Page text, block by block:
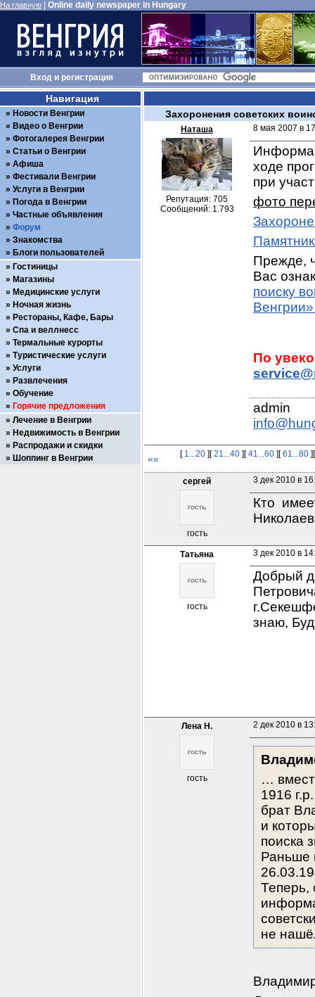
На главную Online daily newspaper in Hungary
Входи регистрация
Захоронения советских
Наташа
Репутация: 705
Сообщений: 1.793
8 мая 2007 в
ходе
при
фото
Прежде,
Вас
поиску
«« [ 1...20][21...40][41...60][61...80
сергей
гость
3 дек 2010 в
Кто
Татьяна
гость
3 дек 2010 в
Добрый
знаю,
Лена Н.
гость
2 дек 2010 в
…
1916
брат
и
поиска
Раньше
Теперь,
не
Навигация
Новости Венгрии
Видео о Венгрии
Фотогалерея Венгрии
Статьи о Венгрии
Афиша
Фестивали Венгрии
Услуги в Венгрии
Погода в Венгрии
Частные объявления
Форум
Знакомства
Блоги пользователей
Гостиницы
Магазины
Медицинские услуги
Ночная жизнь
Рестораны, Кафе, Бары
Спа и веллнесс
Термальные курорты
Туристические услуги
Услуги
Развлечения
Обучение
Горячие предложения
Лечение в Венгрии
Недвижимость в Венгрии
Распродажи и скидки
Шоппинг в Венгрии